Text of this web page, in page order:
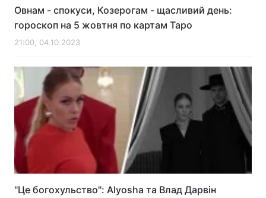
Овнам - спокуси, Козерогам - щасливий день:
гороскоп на 5 жовтня по картам Таро
21:00, 04.10.2023
"Це богохульство": Alyosha та Влад Дарвін